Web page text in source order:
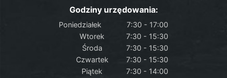
Godziny urzędowania:
Poniedziałek
7:30 - 17:00
Wtorek
7:30 - 15:30
Środa
7:30 - 15:30
Czwartek
7:30 - 15:30
Piątek
7:30 - 14:00